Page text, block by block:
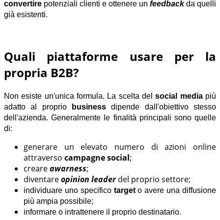
convertire potenziali clienti e ottenere un feedbackda quelli
già esistenti.
Quali piattaforme usare per la
propria B2B?
Non esiste un'unica formula. La scelta delsocial media più
adatto al propriobusiness dipende dall'obiettivo stesso
dell'azienda.Generalmente le finalità principali sono quelle
di:
generare un elevato numero di azioni online
attraverso campagne social;
creareawarness;
diventareopinion leaderdel proprio settore;
individuare uno specificotargeto avere una diffusione
più ampia possibile;
informare o intrattenere il proprio destinatario.